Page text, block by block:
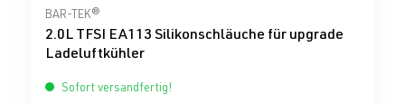
Durchschnittliche Bewertung von 5 von 5 Sternen
BAR-TEK®
2.0L TFSI EA113 Silikonschläuche für upgrade
Ladeluftkühler
Sofort versandfertig!